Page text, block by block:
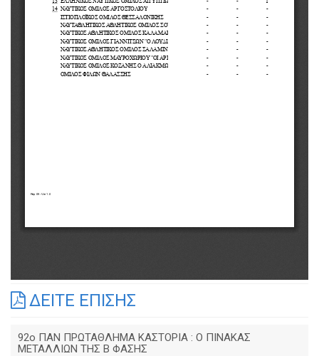
ΔΕΙΤΕ ΕΠΙΣΗΣ
92o ΠΑΝ ΠΡΩΤΑΘΛΗΜΑ ΚΑΣΤΟΡΙΑ : Ο ΠΙΝΑΚΑΣ
ΜΕΤΑΛΛΙΩΝ ΤΗΣ Β ΦΑΣΗΣ